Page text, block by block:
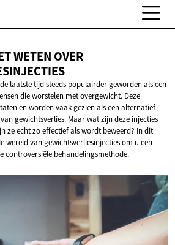
WETEN OVER
laatste tijd steeds populairder geworden als een
die worstelen met overgewicht. Deze
en worden vaak gezien als een alternatief
gewichtsverlies. Maar wat zijn deze injecties
ze echt zo effectief als wordt beweerd? In dit
wereld van gewichtsverliesinjecties om u een
controversiële behandelingsmethode.